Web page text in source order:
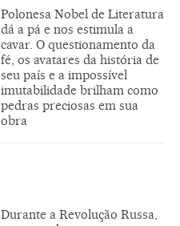
Polonesa Nobel de Literatura
dá a pá e nos estimula a
cavar. O questionamento da
fé, os avatares da história de
seu país e a impossível
imutabilidade brilham como
pedras preciosas em sua
obra
Durante a Revolução Russa,